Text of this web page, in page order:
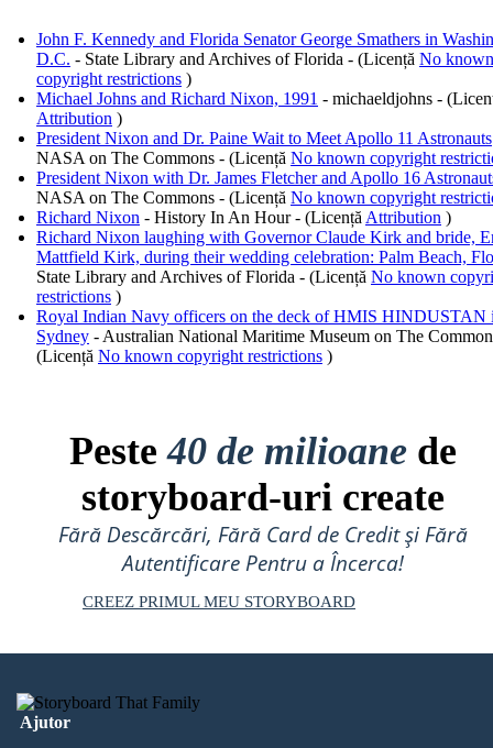
John F. Kennedy and Florida Senator George Smathers in
D.C. - State Library and Archives of Florida - (Licență No known
copyright restrictions )
Michael Johns and Richard Nixon, 1991 - michaeldjohns -
Attribution )
President Nixon and Dr. Paine Wait to Meet Apollo 11 Astronauts
NASA on The Commons - (Licență No known copyright
President Nixon with Dr. James Fletcher and Apollo 16
NASA on The Commons - (Licență No known copyright
Richard Nixon - History In An Hour - (Licență Attribution )
Richard Nixon laughing with Governor Claude Kirk and bride,
Mattfield Kirk, during their wedding celebration: Palm Beach,
State Library and Archives of Florida - (Licență No known
restrictions )
Royal Indian Navy officers on the deck of HMIS HINDUSTAN
Sydney - Australian National Maritime Museum on The
(Licență No known copyright restrictions )
Peste40 de milioane de
storyboard-uri create
Fără Descărcări, Fără Card de Credit și Fără
Autentificare Pentru a Încerca!
CREEZ PRIMUL MEU STORYBOARD
Ajutor